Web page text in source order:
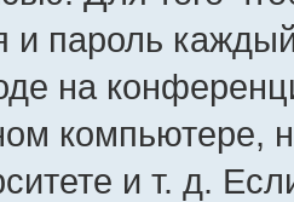
и пароль
на
компьютере,
и т. д.